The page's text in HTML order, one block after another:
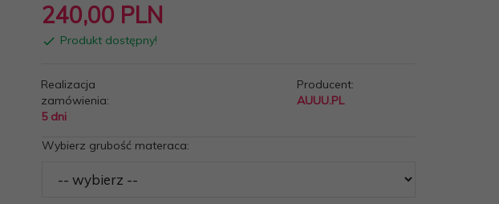
240,00 PLN
Produkt dostępny!
Realizacja
zamówienia:
5 dni
Producent:
AUUU.PL
Wybierz grubość materaca: